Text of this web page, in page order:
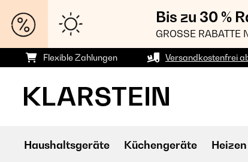
Bis zu 30 %
GROSSE RABATTE
Flexible Zahlungen Versandkostenfrei
Haushaltsgeräte Küchengeräte Heizen